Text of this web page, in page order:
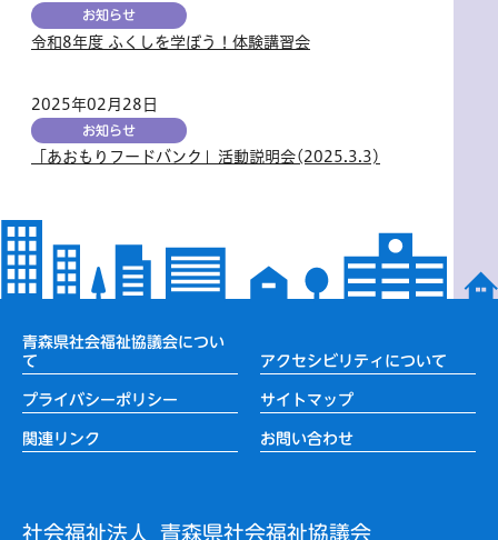
お知らせ
令和8年度 ふくしを学ぼう！体験講習会
2025年02月28日
お知らせ
「あおもりフードバンク」活動説明会(2025.3.3)
青森県社会福祉協議会につい
て
アクセシビリティについて
プライバシーポリシー サイトマップ
関連リンク お問い合わせ
社会福祉法人 青森県社会福祉協議会